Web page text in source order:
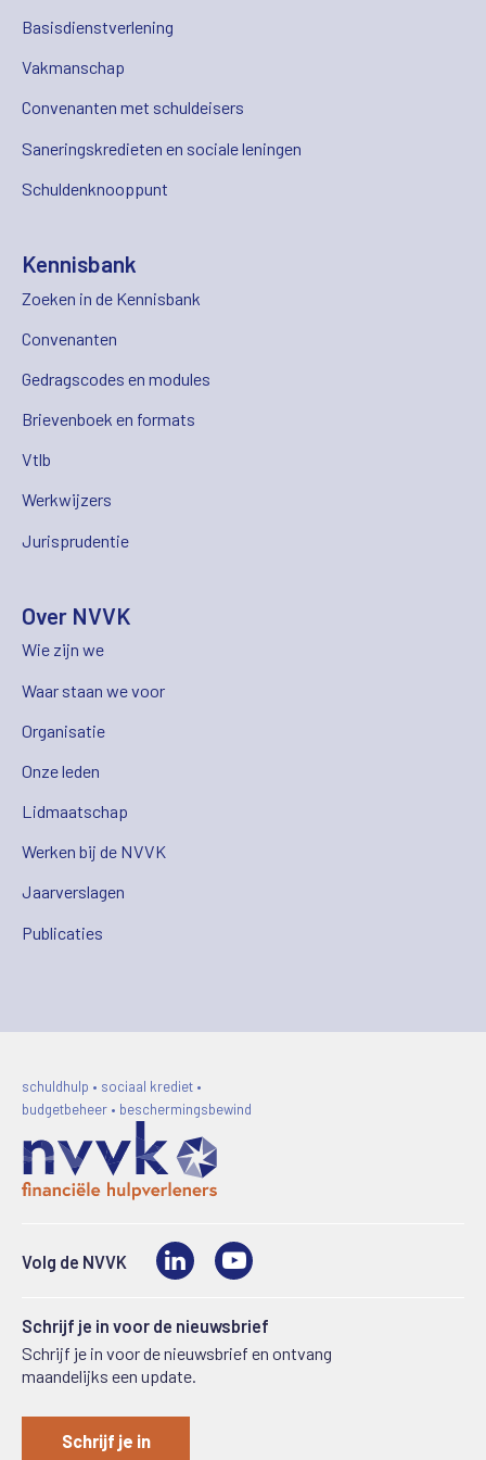
Basisdienstverlening
Vakmanschap
Convenanten met schuldeisers
Saneringskredieten en sociale leningen
Schuldenknooppunt
Kennisbank
Zoeken in de Kennisbank
Convenanten
Gedragscodes en modules
Brievenboek en formats
Vtlb
Werkwijzers
Jurisprudentie
Over NVVK
Wie zijn we
Waar staan we voor
Organisatie
Onze leden
Lidmaatschap
Werken bij de NVVK
Jaarverslagen
Publicaties
schuldhulp • sociaal krediet •
budgetbeheer • beschermingsbewind
Volg de NVVK LinkedIn
Schrijf je in voor de nieuwsbrief
Schrijf je in voor de nieuwsbrief en ontvang
maandelijks een update.
Schrijf je in